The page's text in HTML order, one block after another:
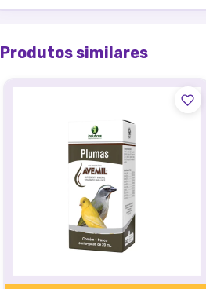
-Aves e pássaros pequenos
-Diluir 5 gotas no bebedouro de
diariamente.
-Aves e pássaros maiores
-Diluir 10 gotas no bebedouro de
diariamente.
Produtos similares